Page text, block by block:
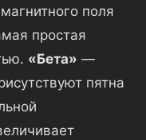
поля
простая
«Бета» —
пятна